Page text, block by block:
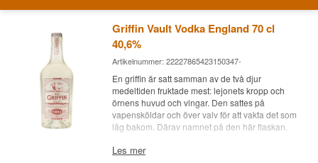
Griffin Vault Vodka England 70 cl
40,6%
Artikelnummer: 22227865423150347-
En griffin är satt samman av de två djur
medeltiden fruktade mest: lejonets kropp och
örnens huvud och vingar. Den sattes på
vapensköldar och över valv för att vakta det som
låg bakom. Därav namnet på den här flaskan.
Expertens beskrivning
Les mer